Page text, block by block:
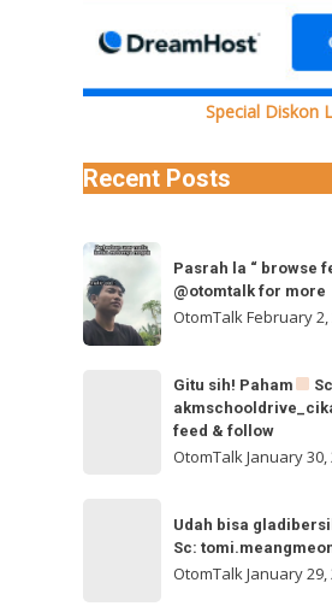
Special Diskon
Recent Posts
Pasrah
la
browse
@otomtalk
Pasrah la “ browse
@otomtalk for more
OtomTalkFebruary 2,
akmschooldrive_cikarang
Gitu sih! Paham
feed & follow
OtomTalkJanuary 30,
gladibersih,
Udah bisa
Sc:
OtomTalkJanuary 29,